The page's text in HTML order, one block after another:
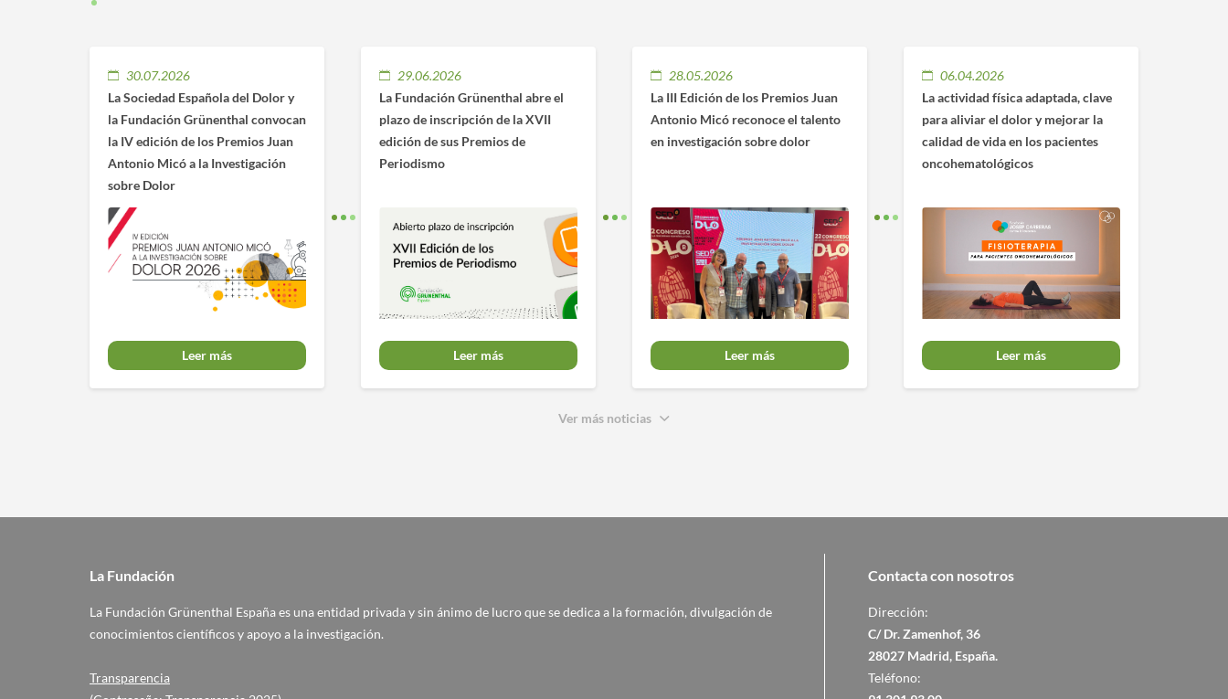
30.07.2026
La Sociedad Española del Dolor y
la Fundación Grünenthal convocan
la IV edición de los Premios Juan
Antonio Micó a la Investigación
sobre Dolor
Leer más
29.06.2026
La Fundación Grünenthal abre el
plazo de inscripción de la XVII
edición de sus Premios de
Periodismo
Leer más
28.05.2026
La III Edición de los Premios Juan
Antonio Micó reconoce el talento
en investigación sobre dolor
Leer más
06.04.2026
La actividad física adaptada, clave
para aliviar el dolor y mejorar la
calidad de vida en los pacientes
oncohematológicos
Leer más
Ver más noticias
La Fundación
La Fundación Grünenthal España es una entidad privada y sin ánimo de lucro que se dedica a la formación, divulgación de
conocimientos científicos y apoyo a la investigación.
Transparencia
Contacta con nosotros
Dirección:
C/ Dr. Zamenhof, 36
28027 Madrid, España.
Teléfono: